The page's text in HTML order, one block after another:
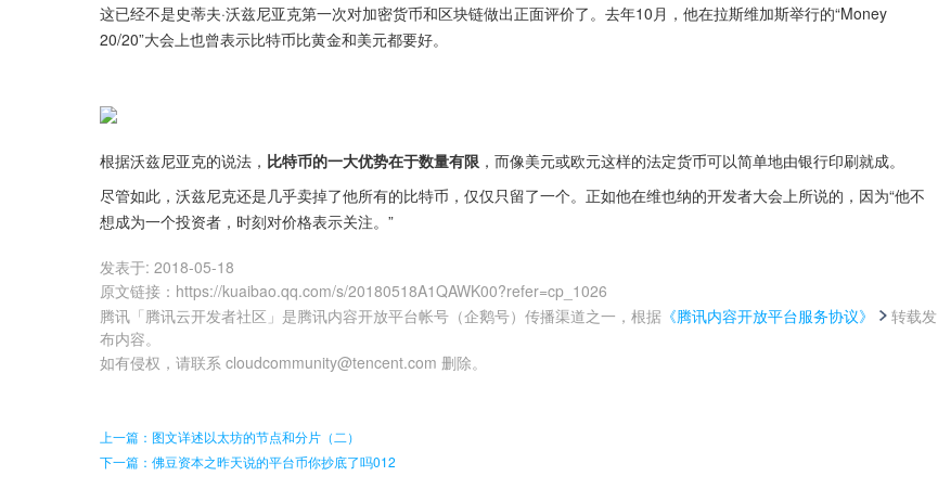
这已经不是史蒂夫·沃兹尼亚克第一次对加密货币和区块链做出正面评价了。去年10月，他在拉斯维加斯举行的“Money
20/20”大会上也曾表示比特币比黄金和美元都要好。
根据沃兹尼亚克的说法， 比特币的一大优势在于数量有限 ，而像美元或欧元这样的法定货币可以简单地由银行印刷就成。
尽管如此，沃兹尼克还是几乎卖掉了他所有的比特币，仅仅只留了一个。正如他在维也纳的开发者大会上所说的，因为“他不
想成为一个投资者，时刻对价格表示关注。”
发表于: 2018-05-18
原文链接 ： https://kuaibao.qq.com/s/20180518A1QAWK00?refer=cp_1026
腾讯「腾讯云开发者社区」是腾讯内容开放平台帐号（企鹅号）传播渠道之一，根据 《腾讯内容开放平台服务协议》
转载发
布内容。
如有侵权，请联系 cloudcommunity@tencent.com 删除。
上一篇：图文详述以太坊的节点和分片（二）
下一篇：佛豆资本之昨天说的平台币你抄底了吗012